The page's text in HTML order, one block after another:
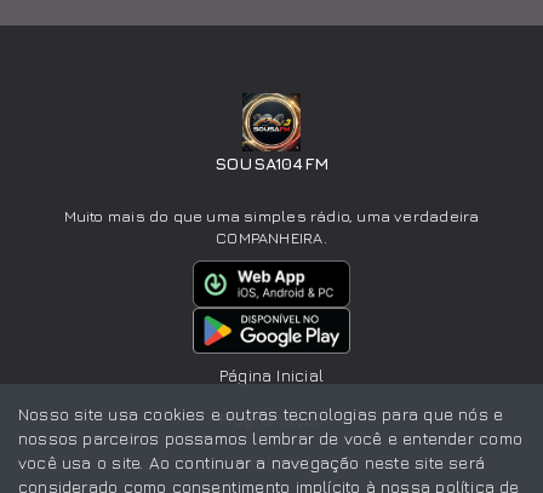
SOUSA104FM
Muito mais do que uma simples rádio, uma verdadeira
COMPANHEIRA.
Página Inicial
Programação
Notícias
Nosso site usa cookies e outras tecnologias para que nós e
nossos parceiros possamos lembrar de você e entender como
você usa o site. Ao continuar a navegação neste site será
considerado como consentimento implícito à nossa política de